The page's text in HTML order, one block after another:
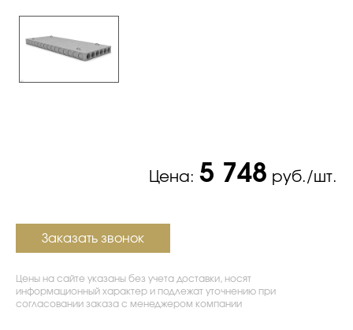
Цена: 5 748 руб./шт.
Заказать звонок
Цены на сайте указаны без учета доставки, носят
информационный характер и подлежат уточнению при
согласовании заказа с менеджером компании